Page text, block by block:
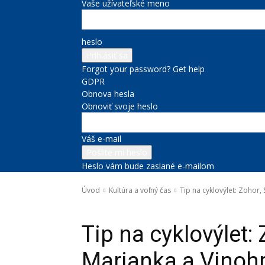
Vaše užívateľské meno
heslo
Forgot your password? Get help
GDPR
Obnova hesla
Obnoviť svoje heslo
Váš e-mail
Heslo vám bude zaslané e-mailom
Úvod Kultúra a voľný čas Tip na cyklovýlet: Zohor,
Tip na cyklovýlet: